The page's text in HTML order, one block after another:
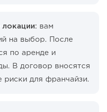
локации: вам
на выбор. После
по аренде и
В договор вносятся
для франчайзи.